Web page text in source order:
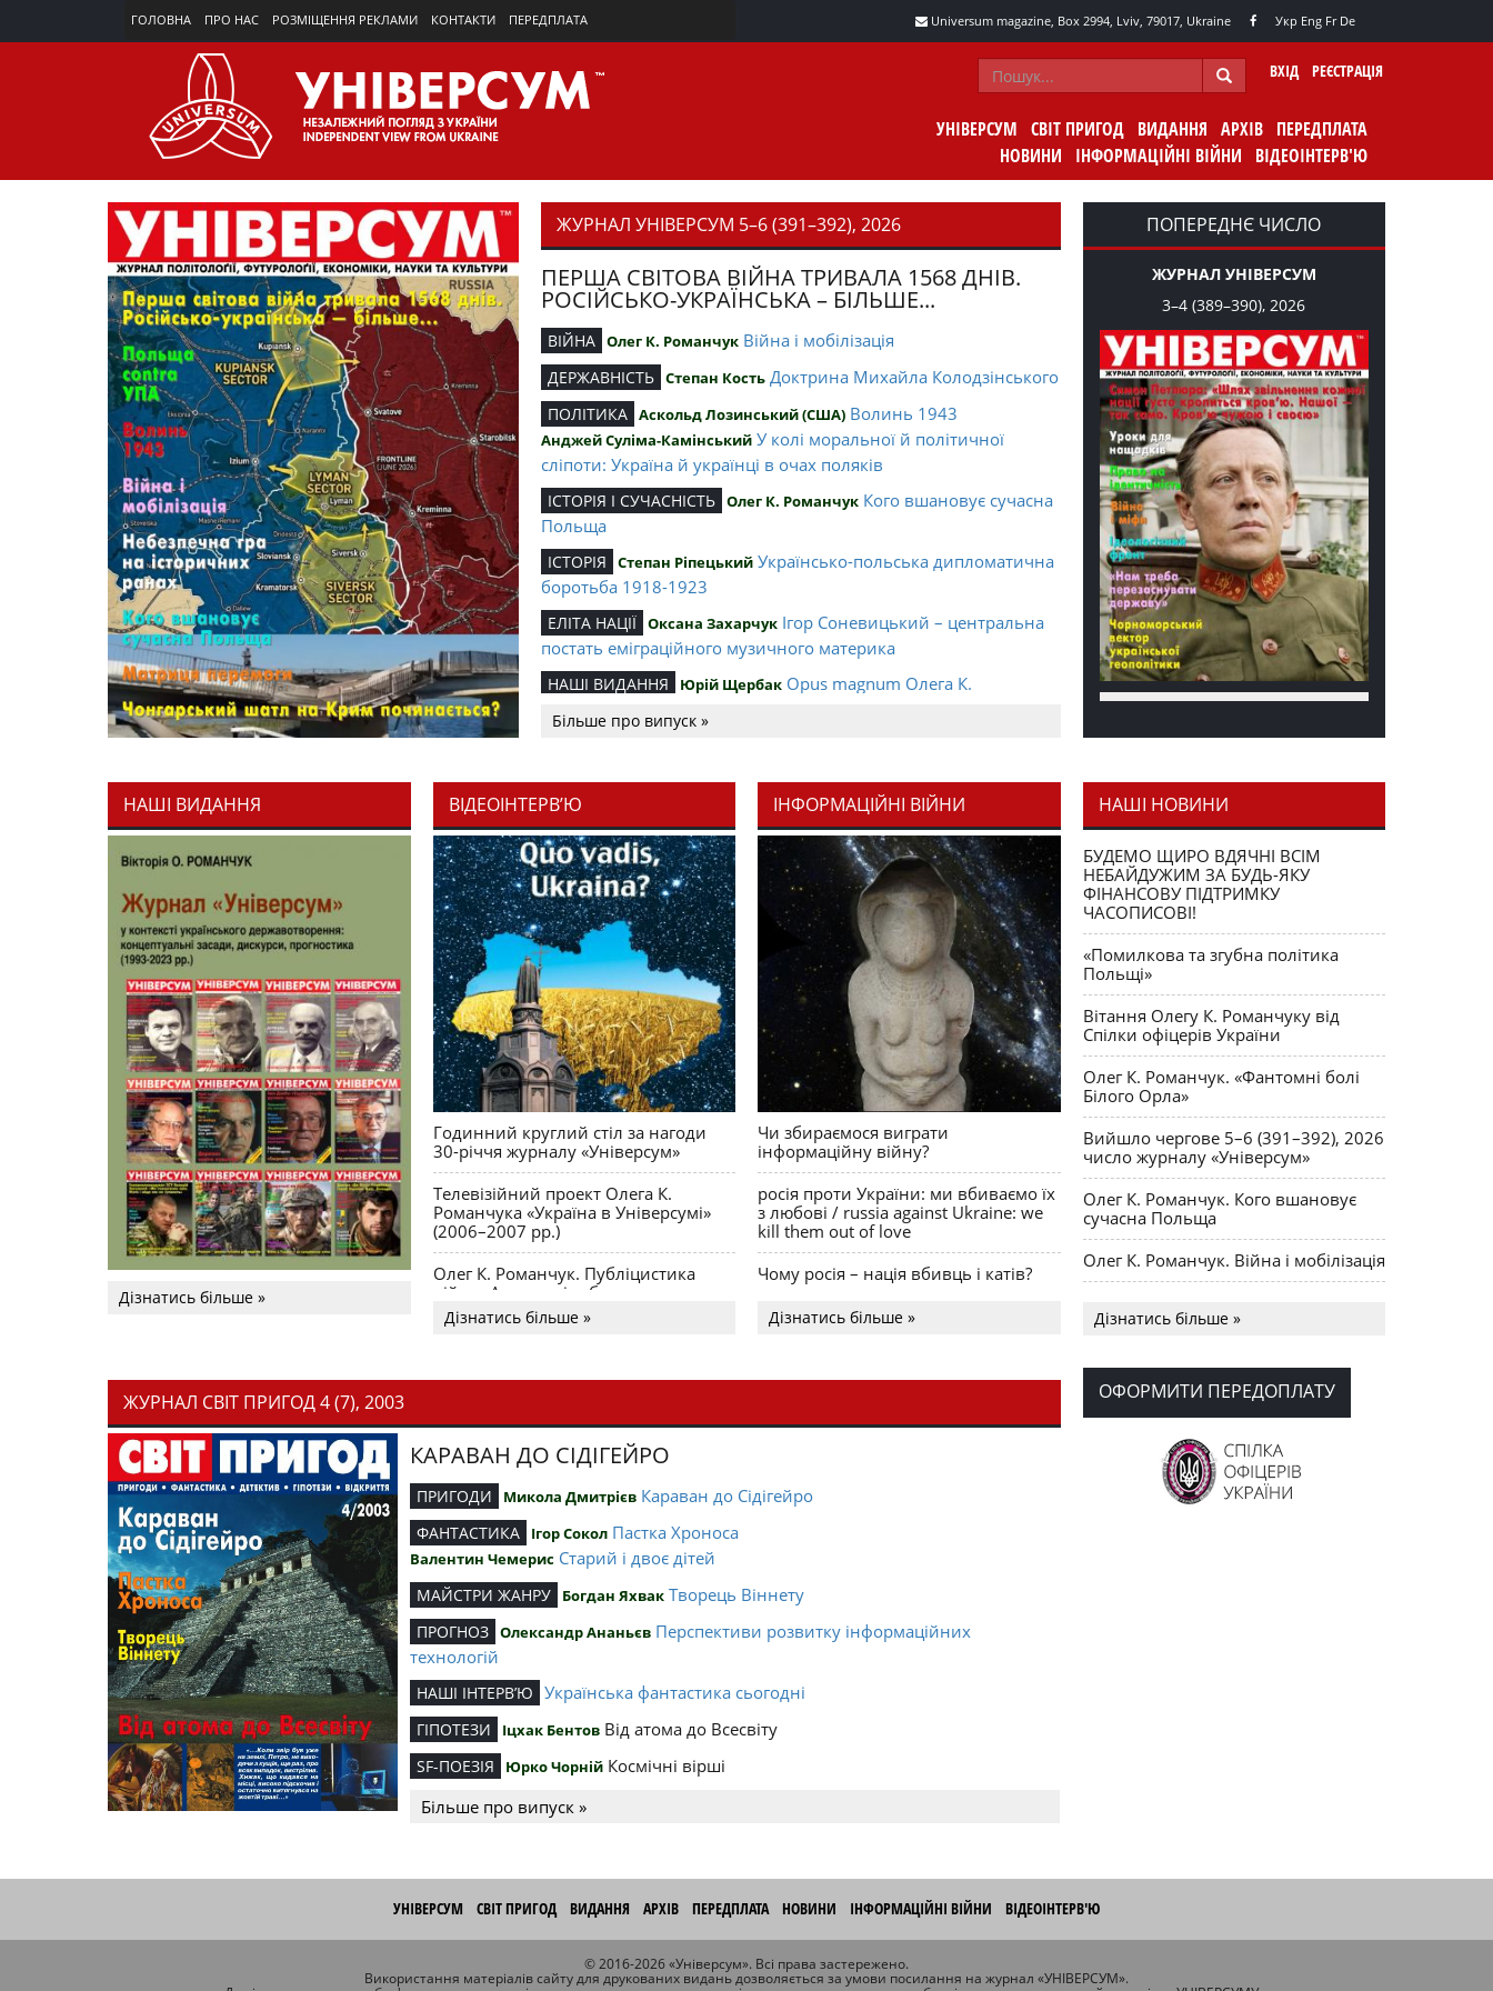
ГОЛОВНА ПРО НАС РОЗМІЩЕННЯ РЕКЛАМИ КОНТАКТИ ПЕРЕДПЛАТА Universum magazine, Box 2994, Lviv, 79017, Ukraine Укр Eng Fr De
ВХІД РЕЄСТРАЦІЯ
УНІВЕРСУМ СВІТ ПРИГОД ВИДАННЯ АРХІВ ПЕРЕДПЛАТА
НОВИНИ
ІНФОРМАЦІЙНІ ВІЙНИ ВІДЕОІНТЕРВ'Ю
ЖУРНАЛ УНІВЕРСУМ 5–6 (391–392), 2026
ПЕРША СВІТОВА ВІЙНА ТРИВАЛА 1568 ДНІВ.
РОСІЙСЬКО-УКРАЇНСЬКА – БІЛЬШЕ...
ВІЙНА Олег К. Романчук Війна і мобілізація
ДЕРЖАВНІСТЬ Степан Кость Доктрина Михайла Колодзінського
ПОЛІТИКА Аскольд Лозинський (США) Волинь 1943
Анджей Суліма-Камінський У колі моральної й політичної
сліпоти: Україна й українці в очах поляків
ІСТОРІЯ І СУЧАСНІСТЬ Олег К. Романчук Кого вшановує сучасна
Польща
ІСТОРІЯ Степан Ріпецький Українсько-польська дипломатична
боротьба 1918-1923
ЕЛІТА НАЦІЇ Оксана Захарчук Ігор Соневицький – центральна
постать еміграційного музичного материка
НАШІ ВИДАННЯ Юрій Щербак Opus magnum Олега К.
Романчука
СЛОВО РЕДАКЦІЙНЕ Олег К. Романчук Журавель і синиця як
уособлення української політстратегії й тактики
Більше про випуск »
ПОПЕРЕДНЄ ЧИСЛО
ЖУРНАЛ УНІВЕРСУМ
3–4 (389–390), 2026
НАШІ ВИДАННЯ
Дізнатись більше »
ВІДЕОІНТЕРВ’Ю
Годинний круглий стіл за нагоди
30-річчя журналу «Універсум»
Телевізійний проект Олега К.
Романчука «Україна в Універсумі»
(2006–2007 рр.)
Олег К. Романчук. Публіцистика
війни. Акценти і табу
Дізнатись більше »
ІНФОРМАЦІЙНІ ВІЙНИ
Чи збираємося виграти
інформаційну війну?
росія проти України: ми вбиваємо їх
з любові / russia against Ukraine: we
kill them out of love
Чому росія – нація вбивць і катів?
Дізнатись більше »
НАШІ НОВИНИ
БУДЕМО ЩИРО ВДЯЧНІ ВСІМ
НЕБАЙДУЖИМ ЗА БУДЬ-ЯКУ
ФІНАНСОВУ ПІДТРИМКУ
ЧАСОПИСОВІ!
«Помилкова та згубна політика
Польщі»
Вітання Олегу К. Романчуку від
Спілки офіцерів України
Олег К. Романчук. «Фантомні болі
Білого Орла»
Вийшло чергове 5–6 (391–392), 2026
число журналу «Універсум»
Олег К. Романчук. Кого вшановує
сучасна Польща
Олег К. Романчук. Війна і мобілізація
долучилися до найбільшої
День Вишиванки в Норт Порті
OPUS MAGNUM Олега К. Романчука
Дізнатись більше »
ЖУРНАЛ СВІТ ПРИГОД 4 (7), 2003
КАРАВАН ДО СІДІГЕЙРО
ПРИГОДИ Микола Дмитрієв Караван до Сідігейро
ФАНТАСТИКА Ігор Сокол Пастка Хроноса
Валентин Чемерис Старий і двоє дітей
МАЙСТРИ ЖАНРУ Богдан Яхвак Творець Віннету
ПРОГНОЗ Олександр Ананьєв Перспективи розвитку інформаційних
технологій
НАШІ ІНТЕРВ’Ю Українська фантастика сьогодні
ГІПОТЕЗИ Іцхак Бентов Від атома до Всесвіту
SF-ПОЕЗІЯ Юрко Чорній Космічні вірші
Більше про випуск »
ОФОРМИТИ ПЕРЕДОПЛАТУ
УНІВЕРСУМ СВІТ ПРИГОД ВИДАННЯ АРХІВ ПЕРЕДПЛАТА НОВИНИ ІНФОРМАЦІЙНІ ВІЙНИ ВІДЕОІНТЕРВ'Ю
© 2016-2026 «Універсум». Всі права застережено.
Використання матеріалів сайту для друкованих видань дозволяється за умови посилання на журнал «УНІВЕРСУМ».